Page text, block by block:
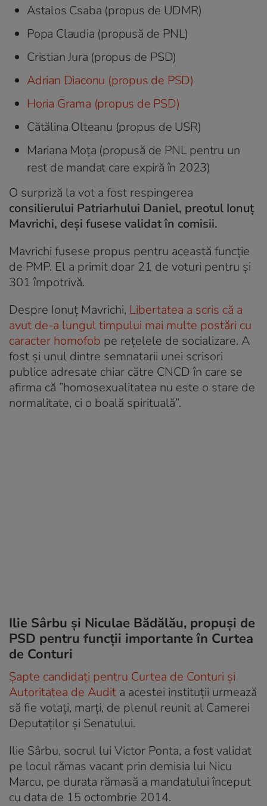
Astalos Csaba (propus de UDMR)
Popa Claudia (propusă de PNL)
Cristian Jura (propus de PSD)
Adrian Diaconu (propus de PSD)
Horia Grama (propus de PSD)
Cătălina Olteanu (propus de USR)
Mariana Moța (propusă de PNL pentru un
rest de mandat care expiră în 2023)
O surpriză la vot a fost respingerea
consilierului Patriarhului Daniel, preotul Ionuț
Mavrichi, deși fusese validat în comisii.
Mavrichi fusese propus pentru această funcție
de PMP. El a primit doar 21 de voturi pentru și
301 împotrivă.
Despre Ionuţ Mavrichi, Libertatea a scris că a
avut de-a lungul timpului mai multe postări cu
caracter homofob pe rețelele de socializare. A
fost și unul dintre semnatarii unei scrisori
publice adresate chiar către CNCD în care se
afirma că ”homosexualitatea nu este o stare de
normalitate, ci o boală spirituală”.
Ilie Sârbu şi Niculae Bădălău, propuşi de
PSD pentru funcţii importante în Curtea
de Conturi
Şapte candidaţi pentru Curtea de Conturi şi
Autoritatea de Audit a acestei instituţii urmează
să fie votaţi, marţi, de plenul reunit al Camerei
Deputaţilor şi Senatului.
Ilie Sârbu, socrul lui Victor Ponta, a fost validat
pe locul rămas vacant prin demisia lui Nicu
Marcu, pe durata rămasă a mandatului început
cu data de 15 octombrie 2014.